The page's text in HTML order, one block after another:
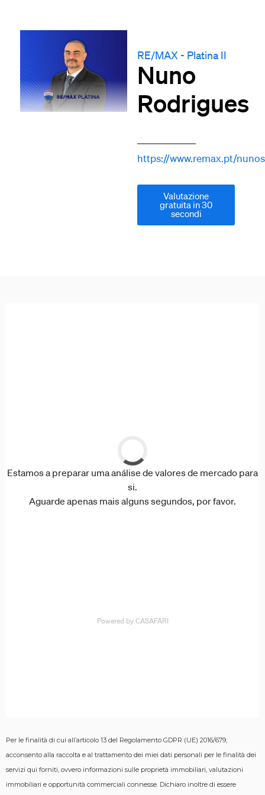
RE/MAX - Platina II
Nuno
Rodrigues
https://www.remax.pt/
Valutazione
gratuita in 30
secondi
Per le finalità di cui all’articolo 13 del Regolamento GDPR (UE) 2016/679,
acconsento alla raccolta e al trattamento dei miei dati personali per le finalità dei
servizi qui forniti, ovvero informazioni sulle proprietà immobiliari, valutazioni
immobiliari e opportunità commerciali connesse. Dichiaro inoltre di essere